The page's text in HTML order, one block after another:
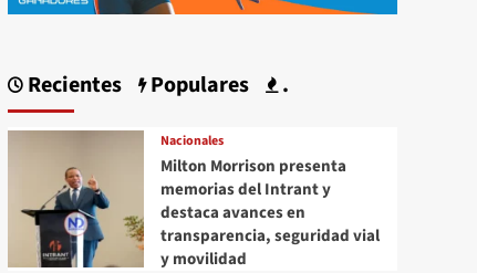
Recientes Populares .
Nacionales
Milton Morrison presenta
memorias del Intrant y
destaca avances en
transparencia, seguridad vial
y movilidad